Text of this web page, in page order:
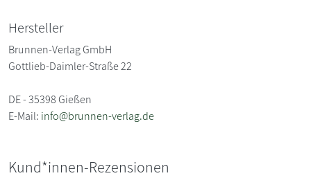
Hersteller
Brunnen-Verlag GmbH
Gottlieb-Daimler-Straße 22
DE - 35398 Gießen
E-Mail: info@brunnen-verlag.de
Kund*innen-Rezensionen